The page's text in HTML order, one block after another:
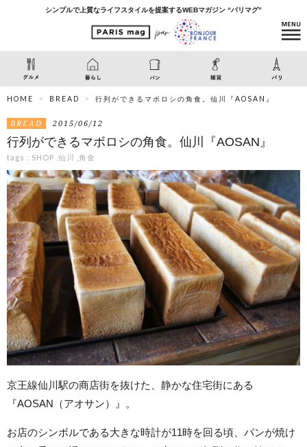
シンプルで上質なライフスタイルを提案するWEBマガジン “パリマグ”
HOME BREAD 行列ができるマボロシの角食。仙川『AOSAN』
BREAD 2015/06/12
行列ができるマボロシの角食。仙川『AOSAN』
tags : SHOP 仙川 角食
京王線仙川駅の商店街を抜けた、静かな住宅街にある
『AOSAN（アオサン）』。
お店のシンボルである大きな時計が11時を回る頃、パンが焼け